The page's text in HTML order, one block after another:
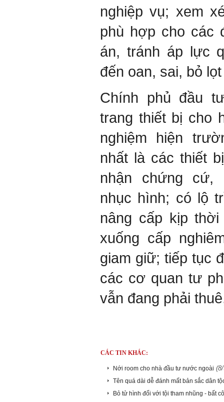
nghiệp vụ; xem
phù hợp cho các
án, tránh áp lực
đến oan, sai, bỏ
Chính phủ đầu
trang thiết bị cho
nghiệm hiện
nhất là các thiết
nhận chứng cứ,
nhục hình; có lộ
nâng cấp kịp
xuống cấp
giam giữ; tiếp tục
các cơ quan tư
vẫn đang phải
CÁC TIN KHÁC:
Nới room cho nhà đầu tư nước ngoài
Tên quá dài dễ đánh mất bản sắc dân
Bỏ tử hình đối với tội tham nhũng - bất